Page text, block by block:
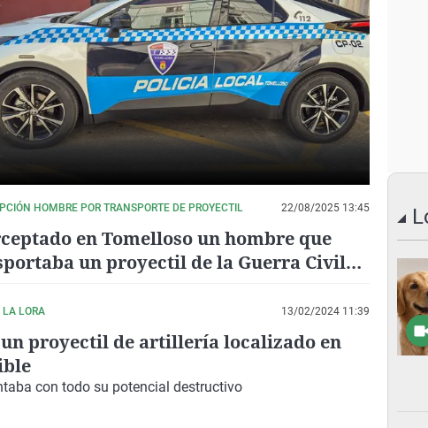
HOMBRE POR TRANSPORTE DE PROYECTIL 22/08/2025 13:45
en Tomelloso un hombre que
un proyectil de la Guerra Civil
LA LORA 13/02/2024 11:39
proyectil de artillería localizado en
con todo su potencial destructivo